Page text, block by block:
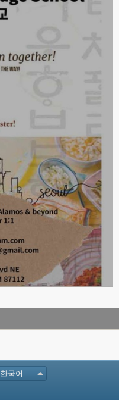
한국어